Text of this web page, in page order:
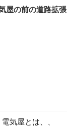
屋の前の道路拡張
屋とは、、